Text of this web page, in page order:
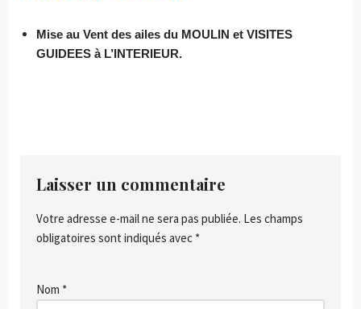
Mise au Vent des ailes du MOULIN et VISITES
GUIDEES à L’INTERIEUR.
Laisser un commentaire
Votre adresse e-mail ne sera pas publiée. Les champs
obligatoires sont indiqués avec *
Nom *